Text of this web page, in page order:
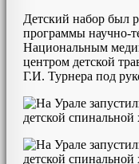
Детский набор был
программы научно-
Национальным
центром детской
Г.И. Турнера под